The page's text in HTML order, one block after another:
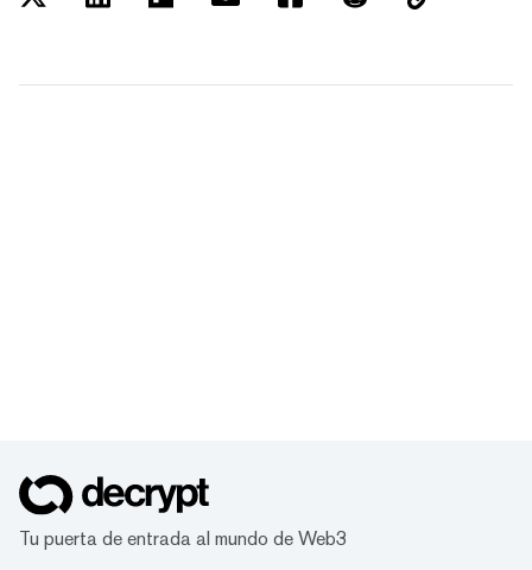
Tu puerta de entrada al mundo de Web3